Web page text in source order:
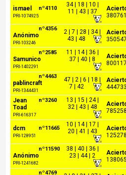
nº4110
ismael
PRI-1074925
34 | 18 | 10 |
11 | 43 | 37
nº4356
Anónimo
PRI-103246
2 | 7 | 28 | 34 |
43 | 48
nº2585
Samunico
PRI-1402291
11 | 14 | 36 |
37 | 40 | 8
nº4463
pablincraft
PRI-1344431
47 | 2 | 6 | 18 |
7 | 42
nº3260
Jean
Toad
PRI-616317
13 | 15 | 24 |
32 | 43 | 48
nº11665
dcm
PRI-128951
10 | 14 | 17 |
20 | 41 | 43
nº11590
Anónimo
PRI-1241682
38 | 40 | 36 |
23 | 44 | 2
nº4769